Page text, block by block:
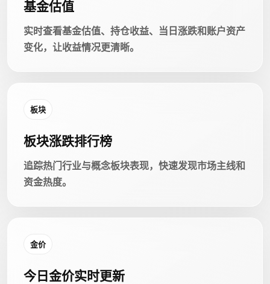
基金估值
实时查看基金估值、持仓收益、当日涨跌和账户资产
变化，让收益情况更清晰。
板块
板块涨跌排行榜
追踪热门行业与概念板块表现，快速发现市场主线和
资金热度。
金价
今日金价实时更新